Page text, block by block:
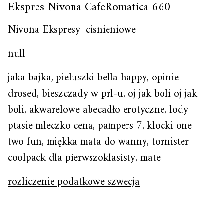
Ekspres Nivona CafeRomatica 660
Nivona Ekspresy_cisnieniowe
null
jaka bajka, pieluszki bella happy, opinie
drosed, bieszczady w prl-u, oj jak boli oj jak
boli, akwarelowe abecadło erotyczne, lody
ptasie mleczko cena, pampers 7, klocki one
two fun, miękka mata do wanny, tornister
coolpack dla pierwszoklasisty, mate
rozliczenie podatkowe szwecja